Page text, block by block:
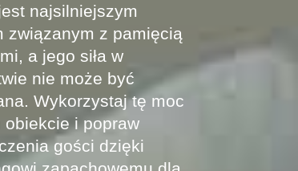
najsilniejszym
związanym z pamięcią
a jego siła w
nie może być
Wykorzystaj tę moc
obiekcie i popraw
gości dzięki